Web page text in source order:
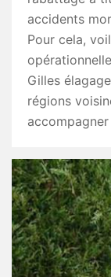
accidents
Pour cela,
Gilles
régions